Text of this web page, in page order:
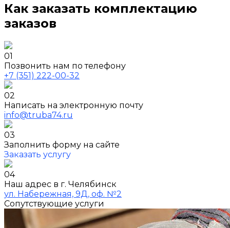
Как заказать комплектацию
заказов
01
Позвонить нам по телефону
+7 (351) 222-00-32
02
Написать на электронную почту
info@truba74.ru
03
Заполнить форму на сайте
Заказать услугу
04
Наш адрес в г. Челябинск
ул. Набережная, 9Д, оф. №2
Сопутствующие услуги